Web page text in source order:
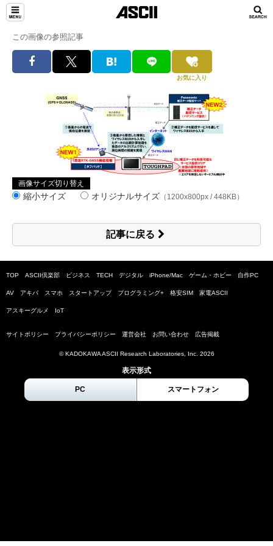
この画像の参照記事
お気に入り
画像サイズ切り替え
縮小サイズ オリジナルサイズ （1200x800px / 448KB）
記事に戻る
TOP ASCII倶楽部 ビジネス TECH デジタル iPhone/Mac ゲーム・ホビー 自作PC
AV アキバ スマホ スタートアップ プログラミング+ 格安SIM 家電ASCII
アスキーグルメ IoT
サイトポリシー プライバシーポリシー 運営会社 お問い合わせ 広告掲載
© KADOKAWA ASCII Research Laboratories, Inc. 2026
表示形式
PC スマートフォン